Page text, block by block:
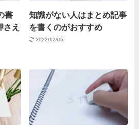
書
さえ
知識がない人はまとめ記事
を書くのがおすすめ
2022/12/05